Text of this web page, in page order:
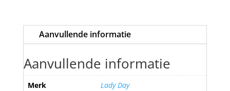
Aanvullende informatie
Aanvullende informatie
Merk
Lady Day